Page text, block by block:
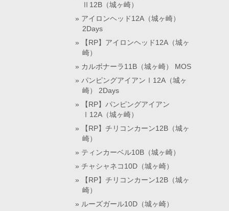
Ⅱ12B（城ヶ崎）
アイロンヘッド12A（城ヶ崎）
2Days
【RP】アイロンヘッド12A（城ヶ
崎）
カルボナーラ11B（城ヶ崎） MOS
パンピングアイアンⅠ12A（城ヶ
崎） 2Days
【RP】パンピングアイアン
Ⅰ12A（城ヶ崎）
【RP】チリコンカーン12B（城ヶ
崎）
ティンカーベル10B（城ヶ崎）
チャシャネコ10D（城ヶ崎）
【RP】チリコンカーン12B（城ヶ
崎）
ルーズガール10D（城ヶ崎）